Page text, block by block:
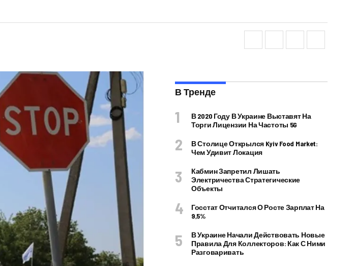
В Тренде
В 2020 Году В Украине Выставят На
Торги Лицензии На Частоты 5G
В Столице Открылся Kyiv Food Market:
Чем Удивит Локация
Кабмин Запретил Лишать
Электричества Стратегические
Объекты
Госстат Отчитался О Росте Зарплат На
9,5%
В Украине Начали Действовать Новые
Правила Для Коллекторов: Как С Ними
Разговаривать